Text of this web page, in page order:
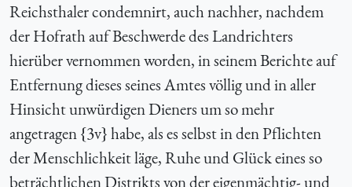
Reichsthaler condemnirt, auch nachher, nachdem
der Hofrath auf Beschwerde des Landrichters
hierüber vernommen worden, in seinem Berichte auf
Entfernung dieses seines Amtes völlig und in aller
Hinsicht unwürdigen Dieners um so mehr
angetragen {3v} habe, als es selbst in den Pflichten
der Menschlichkeit läge, Ruhe und Glück eines so
beträchtlichen Distrikts von der eigenmächtig- und